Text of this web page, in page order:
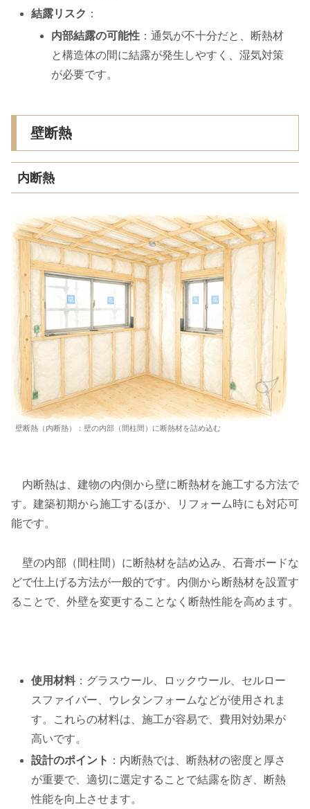
結露リスク ：
内部結露の可能性 ：通気が不十分だと、断熱材
と構造体の間に結露が発生しやすく、湿気対策
が必要です。
壁断熱
内断熱
壁断熱（内断熱）：壁の内部（間柱間）に断熱材を詰め込む
内断熱は、建物の内側から壁に断熱材を施工する方法で
す。建築初期から施工するほか、リフォーム時にも対応可
能です。
壁の内部（間柱間）に断熱材を詰め込み、石膏ボードな
どで仕上げる方法が一般的です。内側から断熱材を設置す
ることで、外壁を変更することなく断熱性能を高めます。
使用材料：グラスウール、ロックウール、セルロー
スファイバー、ウレタンフォームなどが使用されま
す。これらの材料は、施工が容易で、費用対効果が
高いです。
設計のポイント ：内断熱では、断熱材の密度と厚さ
が重要で、適切に選定することで結露を防ぎ、断熱
性能を向上させます。